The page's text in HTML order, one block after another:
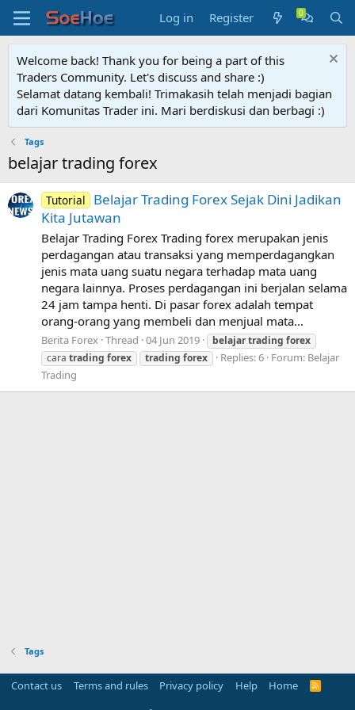
Log in Register
Welcome back! Thank you for being a part of this
Traders Community. Let's discuss and share :)
Selamat datang kembali! Trimakasih telah menjadi bagian
dari Komunitas Trader ini. Mari berdiskusi dan berbagi :)
Tags
belajar trading forex
Tutorial
Belajar Trading Forex Sejak Dini Jadikan
Kita Jutawan
Belajar Trading Forex Trading forex merupakan jenis
perdagangan atau transaksi yang memperdagangkan
jenis mata uang suatu negara terhadap mata uang
negara lainnya. Proses perdagangan ini berjalan selama
24 jam tampa henti. Di pasar forex adalah tempat
orang-orang yang membeli dan menjual mata...
Berita Forex Thread 04 Jun 2019 belajartrading forex
cara trading forex trading forex Replies: 6 Forum: Belajar
Trading
Tags
Contact us Terms and rules Privacy policy Help Home
R